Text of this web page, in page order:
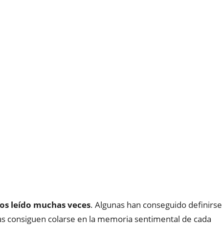
leído muchas veces. Algunas han conseguido definirse
consiguen colarse en la memoria sentimental de cada